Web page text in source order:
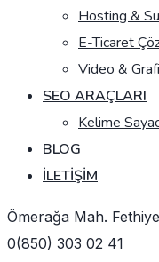
Hosting &
E-Ticaret
Video &
SEO ARAÇLARI
Kelime
BLOG
İLETIŞIM
Ömerağa Mah.
0(850) 303 02 41